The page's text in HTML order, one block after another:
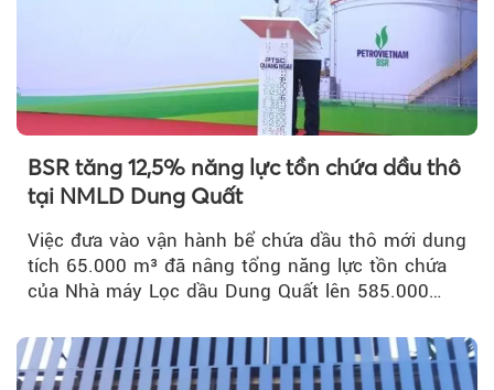
BSR tăng 12,5% năng lực tồn chứa dầu thô
tại NMLD Dung Quất
Việc đưa vào vận hành bể chứa dầu thô mới dung
tích 65.000 m³ đã nâng tổng năng lực tồn chứa
của Nhà máy Lọc dầu Dung Quất lên 585.000